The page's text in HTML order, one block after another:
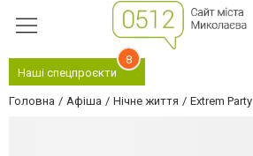
Наші спецпроєкти
8
Головна Афіша Нічне життя Extrem Party